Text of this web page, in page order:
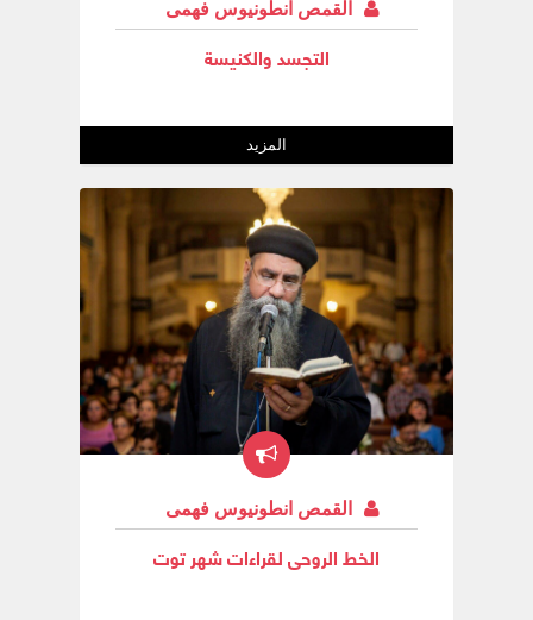
القمص انطونيوس فهمى
التجسد والكنيسة
المزيد
القمص انطونيوس فهمى
الخط الروحى لقراءات شهر توت